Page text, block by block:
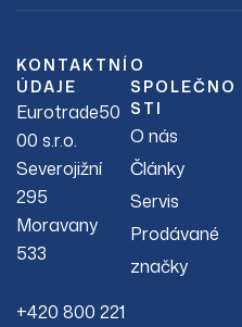
KONTAKTNÍ
ÚDAJE
Eurotrade50
00 s.r.o.
Severojižní
295
Moravany
533
+420 800 221
O
SPOLEČNO
STI
O nás
Články
Servis
Prodávané
značky